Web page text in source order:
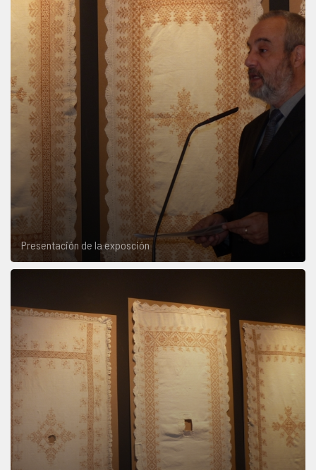
Presentación de la exposción